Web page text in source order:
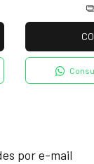
por e-mail